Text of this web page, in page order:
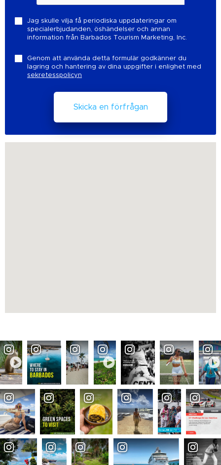
Jag skulle vilja få periodiska uppdateringar om
specialerbjudanden, öshändelser och annan
information från Barbados Tourism Marketing, Inc.
Genom att använda detta formulär godkänner du
lagring och hantering av dina uppgifter i enlighet med
sekretesspolicyn